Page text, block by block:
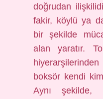
doğrudan
fakir, köylü ya
bir şekilde
alan yaratır.
boksör kendi
Aynı şekilde,